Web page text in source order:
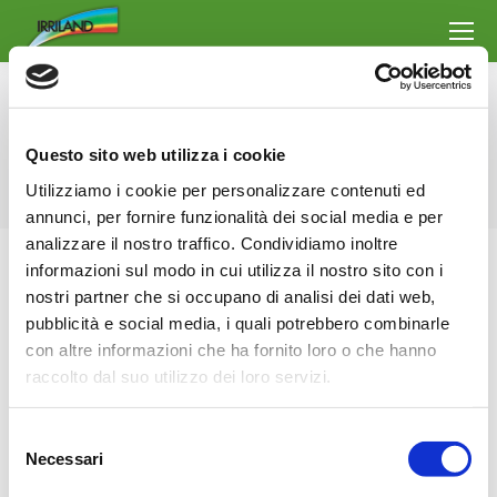
Questo sito web utilizza i cookie
Utilizziamo i cookie per personalizzare contenuti ed
annunci, per fornire funzionalità dei social media e per
analizzare il nostro traffico. Condividiamo inoltre
informazioni sul modo in cui utilizza il nostro sito con i
nostri partner che si occupano di analisi dei dati web,
pubblicità e social media, i quali potrebbero combinarle
con altre informazioni che ha fornito loro o che hanno
raccolto dal suo utilizzo dei loro servizi.
delNecessari
You are here:
Home 2022 January